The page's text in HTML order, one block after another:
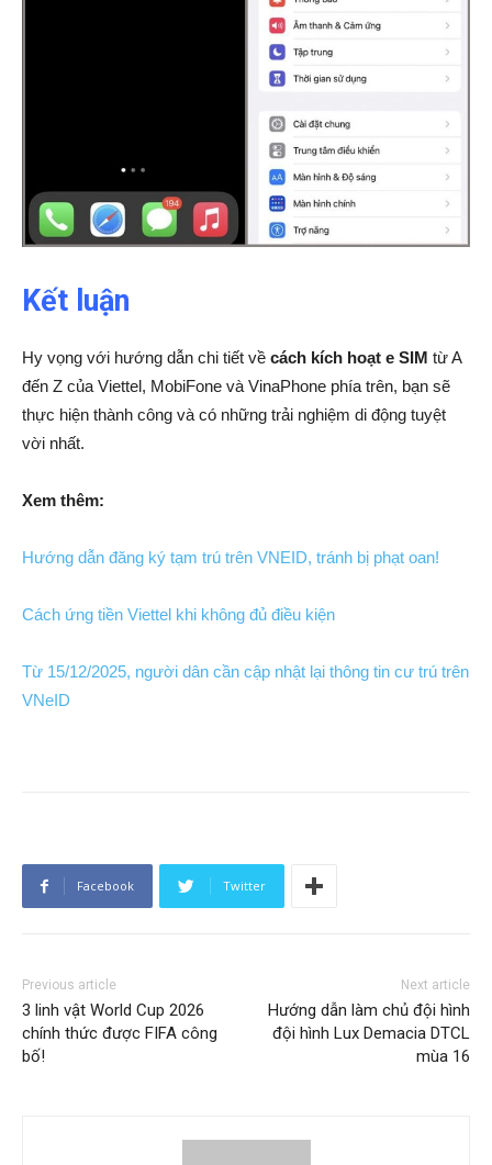
Kết luận
Hy vọng với hướng dẫn chi tiết về cách kích hoạt e SIM từ A
đến Z của Viettel, MobiFone và VinaPhone phía trên, bạn sẽ
thực hiện thành công và có những trải nghiệm di động tuyệt
vời nhất.
Xem thêm:
Hướng dẫn đăng ký tạm trú trên VNEID, tránh bị phạt oan!
Cách ứng tiền Viettel khi không đủ điều kiện
Từ 15/12/2025, người dân cần cập nhật lại thông tin cư trú trên
VNeID
Facebook Twitter
Previous article
3 linh vật World Cup 2026
chính thức được FIFA công
bố!
Next article
Hướng dẫn làm chủ đội hình
đội hình Lux Demacia DTCL
mùa 16